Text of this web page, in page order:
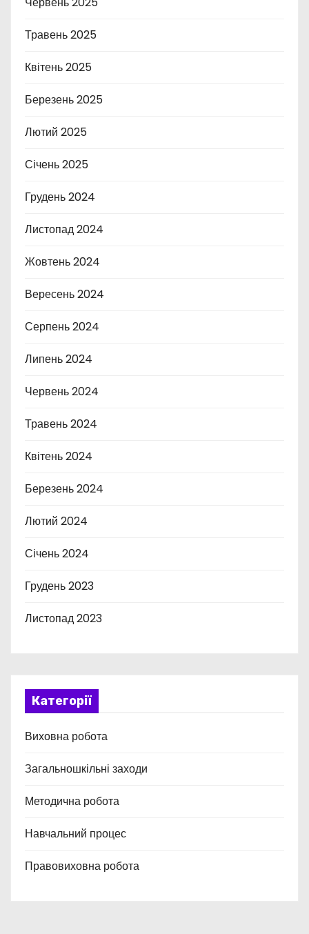
Травень 2025
Квітень 2025
Березень 2025
Лютий 2025
Січень 2025
Грудень 2024
Листопад 2024
Жовтень 2024
Вересень 2024
Серпень 2024
Липень 2024
Червень 2024
Травень 2024
Квітень 2024
Березень 2024
Лютий 2024
Січень 2024
Грудень 2023
Листопад 2023
Категорії
Виховна робота
Загальношкільні заходи
Методична робота
Навчальний процес
Правовиховна робота